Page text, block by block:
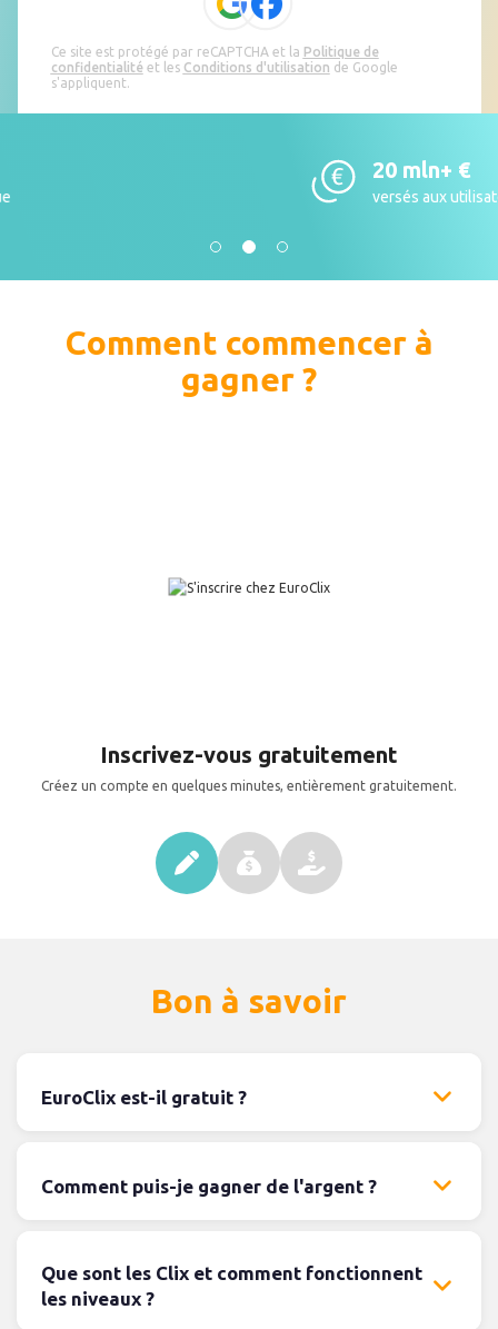
Ce site est protégé par reCAPTCHA et la Politique de
confidentialitéet les Conditions d'utilisation de Google
s'appliquent.
versés aux utilisateurs
Comment commencer à
gagner ?
Inscrivez-vous gratuitement
Créez un compte en quelques minutes, entièrement gratuitement.
Bon à savoir
EuroClix est-il gratuit ?
Comment puis-je gagner de l'argent ?
Que sont les Clix et comment fonctionnent
les niveaux ?